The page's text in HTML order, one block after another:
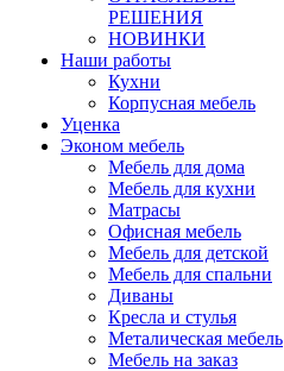
РЕШЕНИЯ
НОВИНКИ
Наши работы
Кухни
Корпусная мебель
Уценка
Эконом мебель
Мебель для дома
Мебель для кухни
Матрасы
Офисная мебель
Мебель для детской
Мебель для спальни
Диваны
Кресла и стулья
Металическая мебель
Мебель на заказ